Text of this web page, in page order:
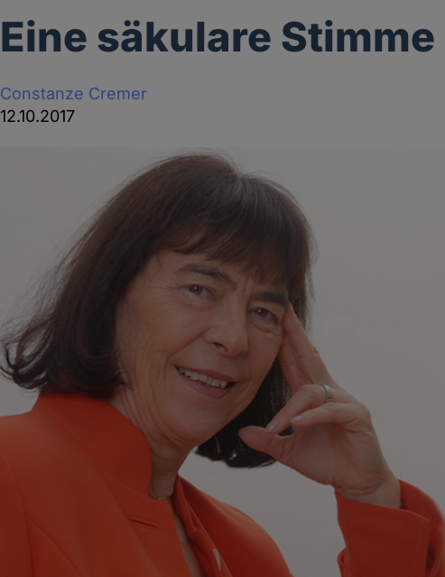
Eine säkulare Stimme
Constanze Cremer
12.10.2017